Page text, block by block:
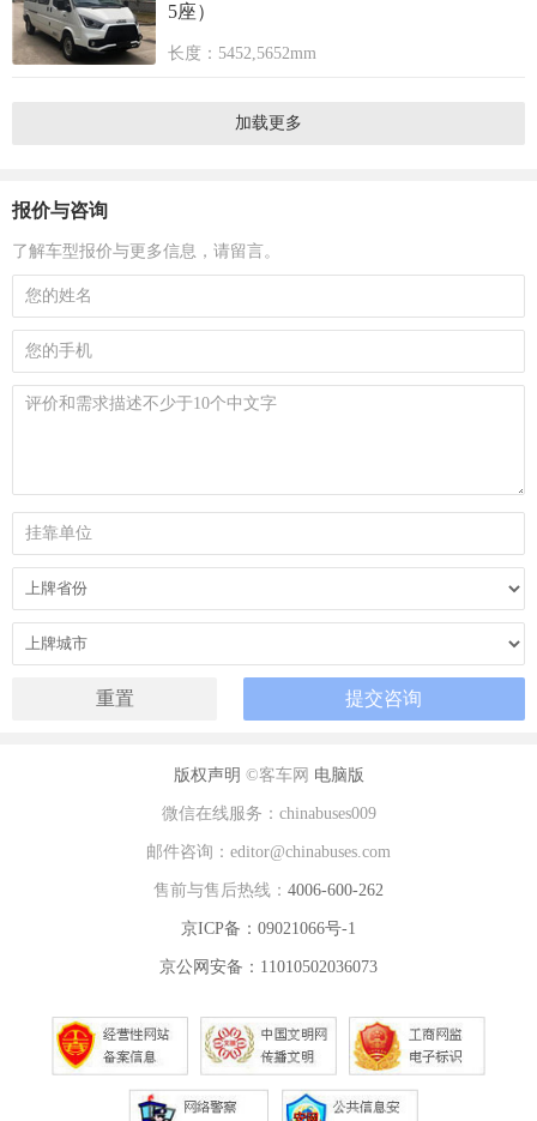
5座）
长度：5452,5652mm
加载更多
报价与咨询
了解车型报价与更多信息，请留言。
版权声明 ©客车网 电脑版
微信在线服务：chinabuses009
邮件咨询：editor@chinabuses.com
售前与售后热线： 4006-600-262
京ICP备：09021066号-1
京公网安备：11010502036073